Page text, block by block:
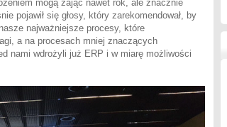
mogą zająć nawet rok, ale znacznie
pojawił się głosy, który zarekomendował, by
najważniejsze procesy, które
a na procesach mniej znaczących
nami wdrożyli już ERP i w miarę możliwości